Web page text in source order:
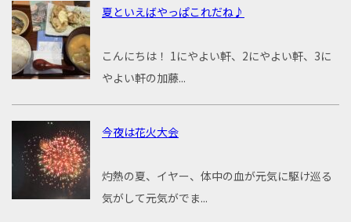
夏といえばやっぱこれだね♪
こんにちは！ 1にやよい軒、2にやよい軒、3に
やよい軒の加藤...
今夜は花火大会
灼熱の夏、イヤー、体中の血が元気に駆け巡る
気がして元気がでま...